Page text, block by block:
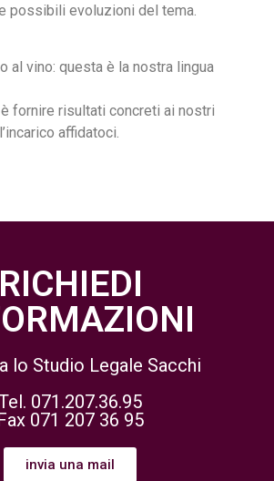
possibili evoluzioni del tema.
al vino: questa è la nostra lingua
fornire risultati concreti ai nostri
affidatoci.
RICHIEDI
lo Studio Legale Sacchi
071.207.36.95
071 207 36 95
invia una mail